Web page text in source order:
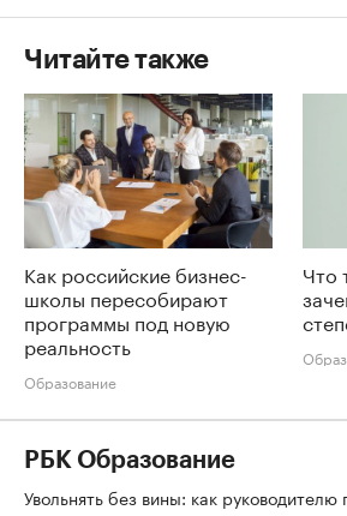
Читайте также
Как российские бизнес-
школы пересобирают
программы под новую
реальность
Образование
Что
РБК Образование
Увольнять без вины: как